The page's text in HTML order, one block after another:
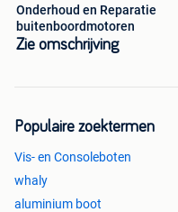
Onderhoud en Reparatie
buitenboordmotoren
Zie omschrijving
Populaire zoektermen
Vis- en Consoleboten
whaly
aluminium boot